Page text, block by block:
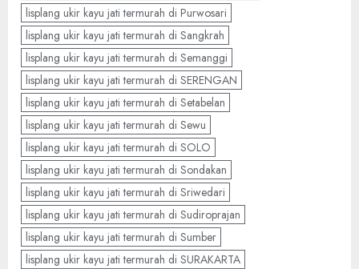
lisplang ukir kayu jati termurah di Purwosari
lisplang ukir kayu jati termurah di Sangkrah
lisplang ukir kayu jati termurah di Semanggi
lisplang ukir kayu jati termurah di SERENGAN
lisplang ukir kayu jati termurah di Setabelan
lisplang ukir kayu jati termurah di Sewu
lisplang ukir kayu jati termurah di SOLO
lisplang ukir kayu jati termurah di Sondakan
lisplang ukir kayu jati termurah di Sriwedari
lisplang ukir kayu jati termurah di Sudiroprajan
lisplang ukir kayu jati termurah di Sumber
lisplang ukir kayu jati termurah di SURAKARTA